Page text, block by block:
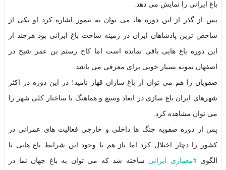
باغ ایرانی را نمایش می دهد.
پس از گذر از این دوره ها، می توان به تیمور اشاره کرد او یکی از
شاخص ترین پادشاهان ایران در زمینه ساخت باغ ایرانی بود هرچند از
این دوره باغ هایی باقی نمانده است اما کاخ رستم بن عمر شیخ در
اصفهان نمونه بسیار خوبی برای معرفی می باشد.
صفویان را هم می توان از باغ سازان قهار نامید! در این دوره در اکثر
شهرهای ایران باغ سازی در ابعاد وسیع و هماهنگ با ساختار کلی شهر را
می توان مشاهده کرد.
پس از دوره صفویه جنگ ها داخلی و خارجی فعالیت های عمرانی در
کشور را دچار اختلال کرد اما باز هم با وجود این شرایط باغ هایی با
الگوی#معماری ایرانی ساخته شد که می توان به باغ جهان نما در